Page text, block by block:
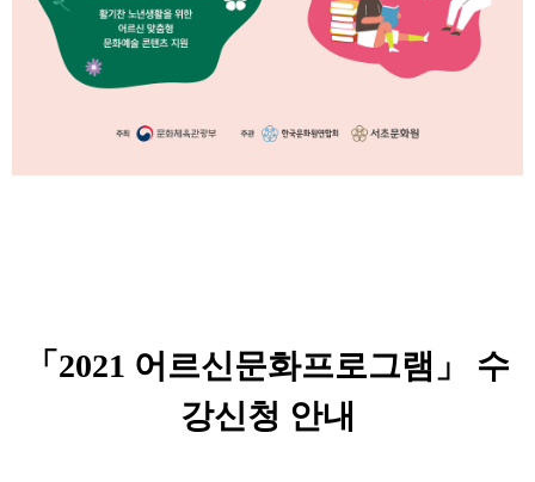
「2021 어르신문화프로그램」 수
강신청 안내